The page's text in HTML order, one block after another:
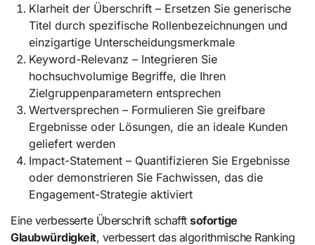
Klarheit der Überschrift – Ersetzen Sie generische
Titel durch spezifische Rollenbezeichnungen und
einzigartige Unterscheidungsmerkmale
Keyword-Relevanz – Integrieren Sie
hochsuchvolumige Begriffe, die Ihren
Zielgruppenparametern entsprechen
Wertversprechen – Formulieren Sie greifbare
Ergebnisse oder Lösungen, die an ideale Kunden
geliefert werden
Impact-Statement – Quantifizieren Sie Ergebnisse
oder demonstrieren Sie Fachwissen, das die
Engagement-Strategie aktiviert
Eine verbesserte Überschrift schafftsofortige
Glaubwürdigkeit, verbessert das algorithmische Ranking